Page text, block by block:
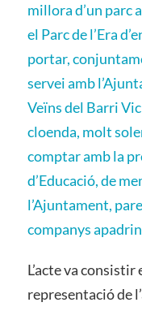
millora d’un parc
el Parc de l’Era
portar,
servei amb
Veïns del Barri
cloenda, molt
comptar amb la
d’Educació, de
l’Ajuntament,
companys
L’acte va
representació de